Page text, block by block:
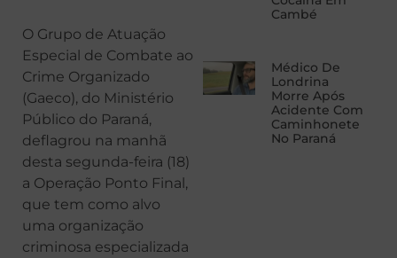
O Grupo de Atuação
Especial de Combate ao
Crime Organizado
(Gaeco), do Ministério
Público do Paraná,
deflagrou na manhã
desta segunda-feira (18)
a Operação Ponto Final,
que tem como alvo
uma organização
criminosa especializada
Cambé
Médico De
Londrina
Morre Após
Acidente Com
Caminhonete
No Paraná